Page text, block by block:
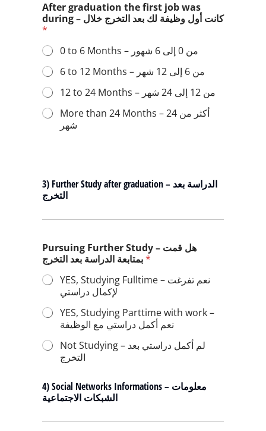
After graduation the first job was
during – كانت أول وظيفة لك بعد التخرج خلال
*
0 to 6 Months – من 0 إلى 6 شهور
6 to 12 Months – من 6 إلى 12 شهر
12 to 24 Months – من 12 إلى 24 شهر
More than 24 Months – أكثر من 24
شهر
3) Further Study after graduation – الدراسة بعد
التخرج
Pursuing Further Study – هل قمت
*
YES, Studying Fulltime – نعم تفرغت
لإكمال دراستي
YES, Studying Parttime with work –
نعم أكمل دراستي مع الوظيفة
Not Studying – لم أكمل دراستي بعد
التخرج
4) Social Networks Informations – معلومات
الشبكات الاجتماعية